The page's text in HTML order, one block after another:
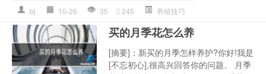
bj 10-26 35 245 养殖技巧
买的月季花怎么养
[摘要]：新买的月季怎样养护?你好!我是
[不忘初心],很高兴回答你的问题。 月季